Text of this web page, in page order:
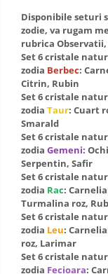
Disponibile seturi
zodie, va rugam
rubrica
Set 6 cristale
zodia Berbec:
Citrin, Rubin
Set 6 cristale
zodia Taur: Cuart
Smarald
Set 6 cristale
zodia Gemeni:
Serpentin, Safir
Set 6 cristale
zodia Rac:
Turmalina roz,
Set 6 cristale
zodia Leu:
roz, Larimar
Set 6 cristale
zodia Fecioara: